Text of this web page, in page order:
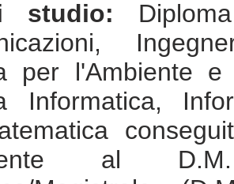
studio:
per l'Ambiente
Informatica,
al